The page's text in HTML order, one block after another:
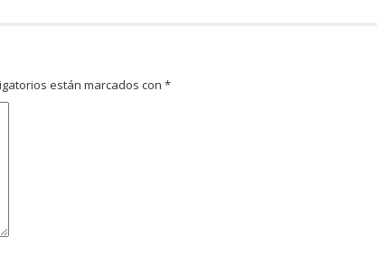
están marcados con *